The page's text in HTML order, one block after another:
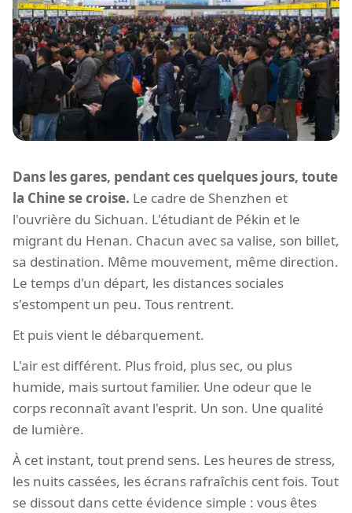
Dans les gares, pendant ces quelques jours, toute
la Chine se croise. Le cadre de Shenzhen et
l'ouvrière du Sichuan. L'étudiant de Pékin et le
migrant du Henan. Chacun avec sa valise, son billet,
sa destination. Même mouvement, même direction.
Le temps d'un départ, les distances sociales
s'estompent un peu. Tous rentrent.
Et puis vient le débarquement.
L'air est différent. Plus froid, plus sec, ou plus
humide, mais surtout familier. Une odeur que le
corps reconnaît avant l'esprit. Un son. Une qualité
de lumière.
À cet instant, tout prend sens. Les heures de stress,
les nuits cassées, les écrans rafraîchis cent fois. Tout
se dissout dans cette évidence simple : vous êtes